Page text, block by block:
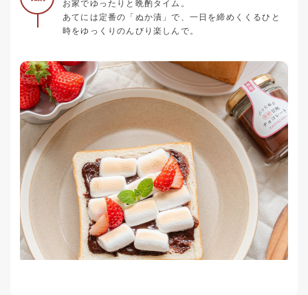
お家でゆったりと晩酌タイム。
あてには定番の「ぬか漬」で、一日を締めくくるひと
時をゆっくりのんびり楽しんで。